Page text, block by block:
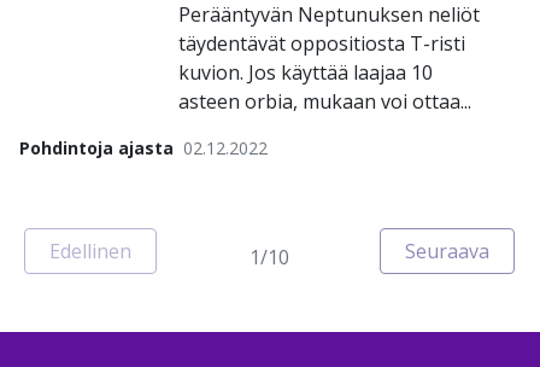
Pohdintoja ajasta 02.12.2022
Perääntyvän Neptunuksen neliöt
täydentävät oppositiosta T-risti
kuvion. Jos käyttää laajaa 10
asteen orbia, mukaan voi ottaa...
Edellinen
Sivu
1/10 Seuraava